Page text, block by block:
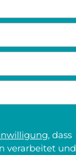
, dass
verarbeitet und